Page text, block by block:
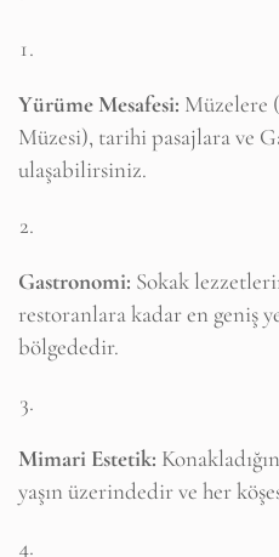
Yürüme Mesafesi: Müzelere
Müzesi), tarihi pasajlara ve
ulaşabilirsiniz.
Gastronomi: Sokak
restoranlara kadar en geniş
bölgededir.
Mimari Estetik:
yaşın üzerindedir ve her